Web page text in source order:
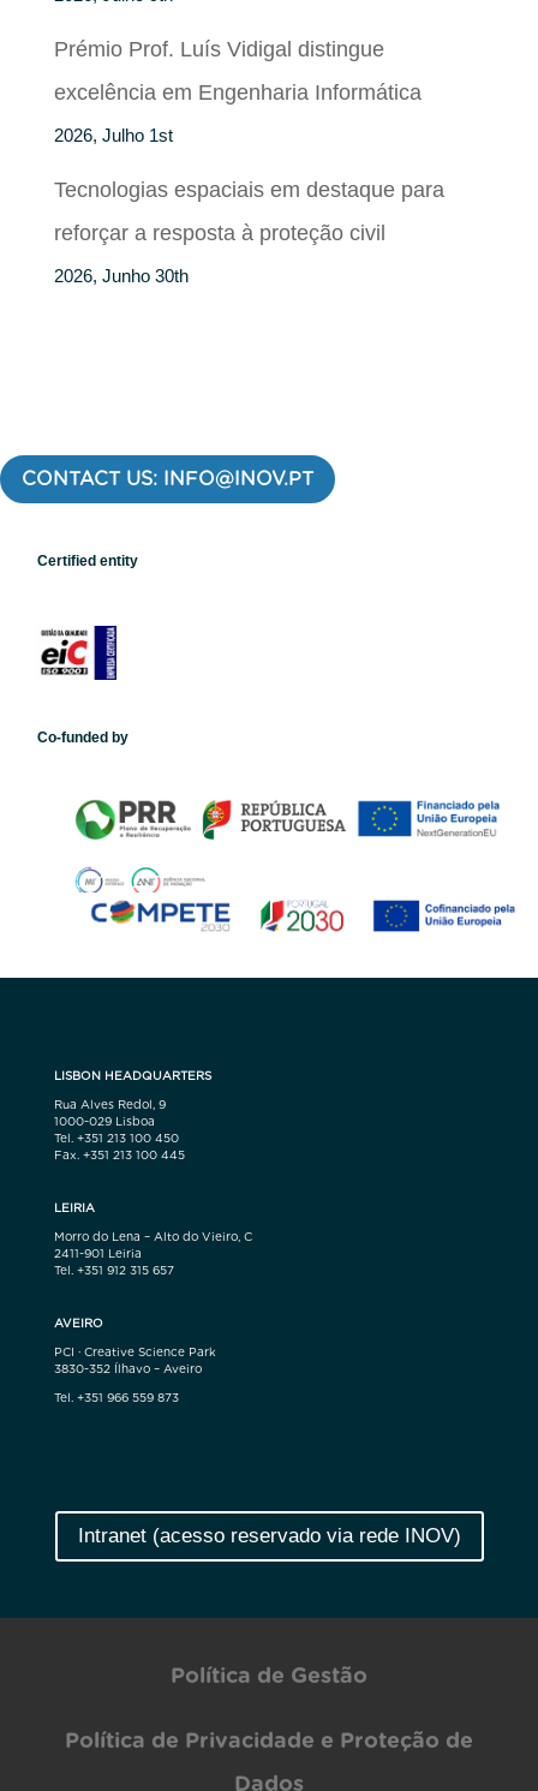
Prémio Prof. Luís Vidigal distingue
excelência em Engenharia Informática
2026, Julho 1st
Tecnologias espaciais em destaque para
reforçar a resposta à proteção civil
2026, Junho 30th
CONTACT US: INFO@INOV.PT
Certified entity
Co-funded by
LISBON HEADQUARTERS
Rua Alves Redol, 9
1000-029 Lisboa
Tel. +351 213 100 450
Fax. +351 213 100 445
LEIRIA
Morro do Lena – Alto do Vieiro, C
2411-901 Leiria
Tel. +351 912 315 657
AVEIRO
PCI · Creative Science Park
3830-352 Ílhavo – Aveiro
Tel. +351 966 559 873
Intranet (acesso reservado via rede INOV)
Política de Gestão
Política de Privacidade e Proteção de
Dados